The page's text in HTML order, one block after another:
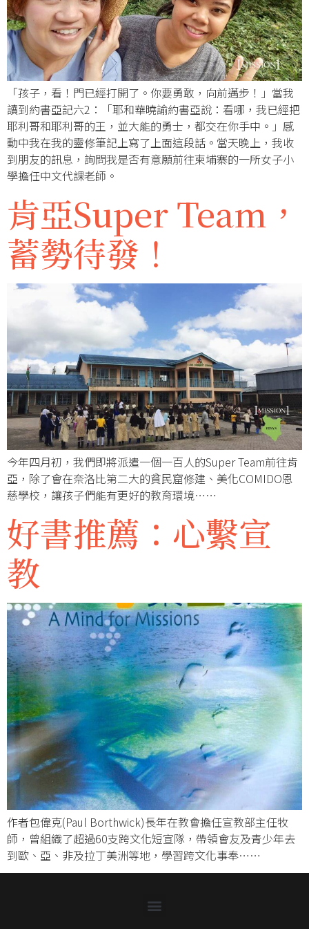
「孩子，看！門已經打開了。你要勇敢，向前邁步！」當我
讀到約書亞記六2：「耶和華曉諭約書亞說：看哪，我已經把
耶利哥和耶利哥的王，並大能的勇士，都交在你手中。」感
動中我在我的靈修筆記上寫了上面這段話。當天晚上，我收
到朋友的訊息，詢問我是否有意願前往柬埔寨的一所女子小
學擔任中文代課老師。
肯亞Super Team，
蓄勢待發！
今年四月初，我們即將派遣一個一百人的Super Team前往肯
亞，除了會在奈洛比第二大的貧民窟修建、美化COMIDO恩
慈學校，讓孩子們能有更好的教育環境……
好書推薦：心繫宣
教
作者包偉克(Paul Borthwick)長年在教會擔任宣教部主任牧
師，曾組織了超過60支跨文化短宣隊，帶領會友及青少年去
到歐、亞、非及拉丁美洲等地，學習跨文化事奉……